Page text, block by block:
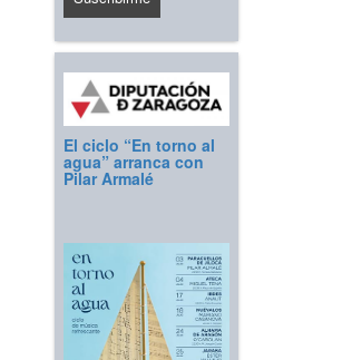
El ciclo “En torno al
agua” arranca con
Pilar Armalé